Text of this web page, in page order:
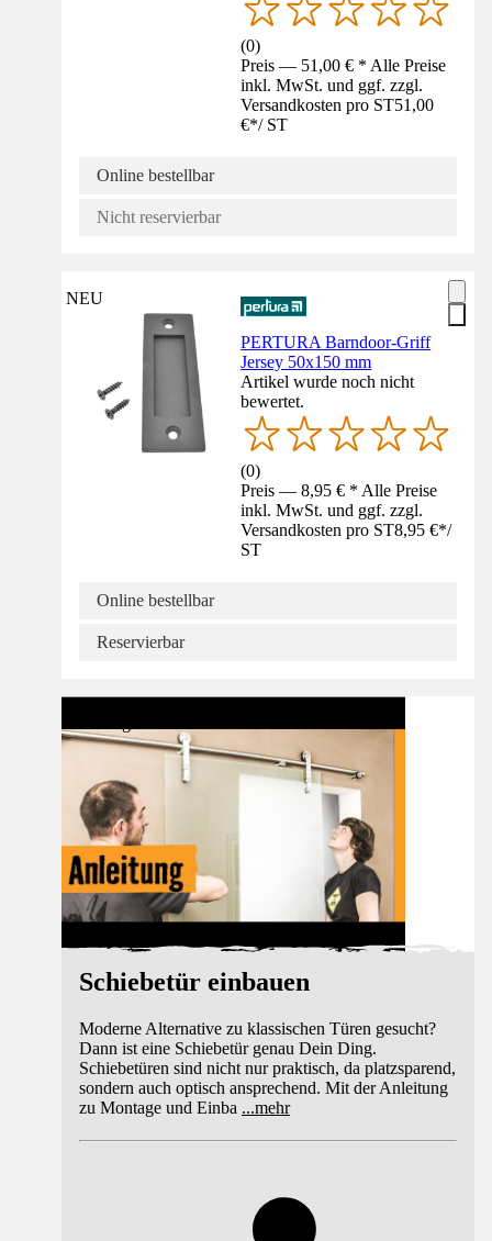
(0)
Preis — 51,00 € * Alle Preise
inkl. MwSt. und ggf. zzgl.
Versandkosten pro ST51,00
€*/ ST
Online bestellbar
Nicht reservierbar
NEU
PERTURA Barndoor-Griff
Jersey 50x150 mm
Artikel wurde noch nicht
bewertet.
(0)
Preis — 8,95 € * Alle Preise
inkl. MwSt. und ggf. zzgl.
Versandkosten pro ST8,95 €*/
ST
Online bestellbar
Reservierbar
Schiebetür einbauen
Moderne Alternative zu klassischen Türen gesucht?
Dann ist eine Schiebetür genau Dein Ding.
Schiebetüren sind nicht nur praktisch, da platzsparend,
sondern auch optisch ansprechend. Mit der Anleitung
zu Montage und Einba ...mehr